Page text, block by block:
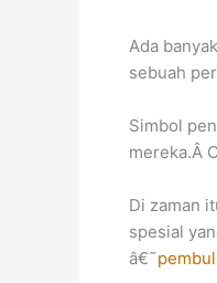
Ada
sebuah
Simbol
mereka.Â
Di zaman
spesial
â€˜